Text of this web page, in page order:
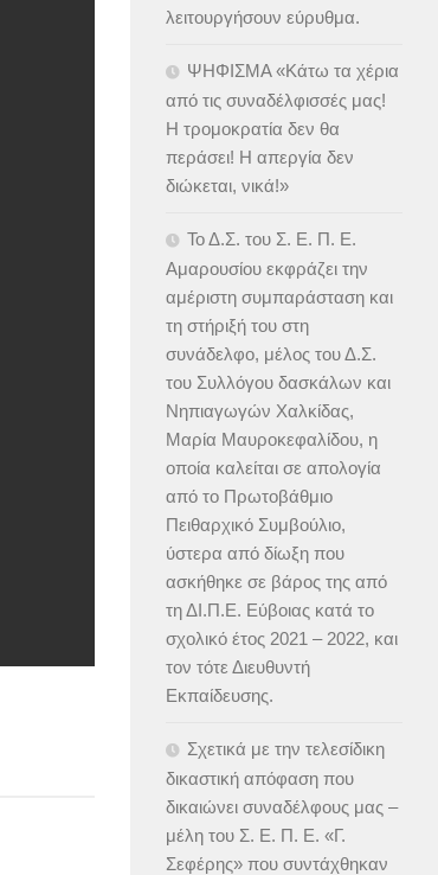
λειτουργήσουν εύρυθμα.
ΨΗΦΙΣΜΑ «Κάτω τα χέρια
από τις συναδέλφισσές μας!
Η τρομοκρατία δεν θα
περάσει! Η απεργία δεν
διώκεται, νικά!»
Το Δ.Σ. του Σ. Ε. Π. Ε.
Αμαρουσίου εκφράζει την
αμέριστη συμπαράσταση και
τη στήριξή του στη
συνάδελφο, μέλος του Δ.Σ.
του Συλλόγου δασκάλων και
Νηπιαγωγών Χαλκίδας,
Μαρία Μαυροκεφαλίδου, η
οποία καλείται σε απολογία
από το Πρωτοβάθμιο
Πειθαρχικό Συμβούλιο,
ύστερα από δίωξη που
ασκήθηκε σε βάρος της από
τη ΔΙ.Π.Ε. Εύβοιας κατά το
σχολικό έτος 2021 – 2022, και
τον τότε Διευθυντή
Εκπαίδευσης.
Σχετικά με την τελεσίδικη
δικαστική απόφαση που
δικαιώνει συναδέλφους μας –
μέλη του Σ. Ε. Π. Ε. «Γ.
Σεφέρης» που συντάχθηκαν